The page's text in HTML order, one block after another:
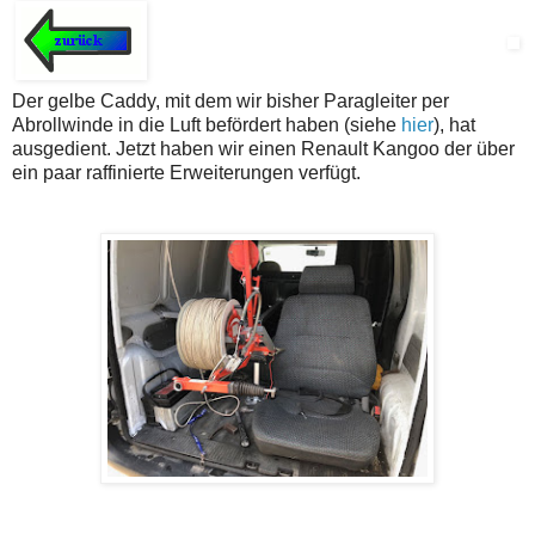
Der gelbe Caddy, mit dem wir bisher Paragleiter per
Abrollwinde in die Luft befördert haben (siehe hier), hat
ausgedient. Jetzt haben wir einen Renault Kangoo der über
ein paar raffinierte Erweiterungen verfügt.